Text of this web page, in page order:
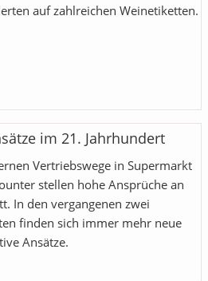
auf zahlreichen Weinetiketten.
im 21. Jahrhundert
Vertriebswege in Supermarkt
stellen hohe Ansprüche an
In den vergangenen zwei
finden sich immer mehr neue
Ansätze.